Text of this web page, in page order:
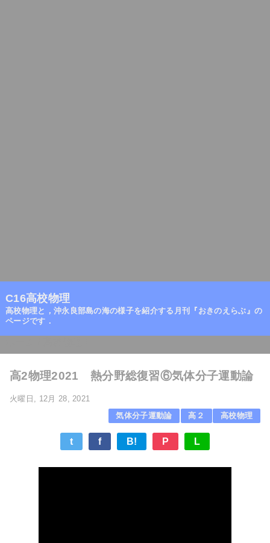
C16高校物理
高校物理と，沖永良部島の海の様子を紹介する月刊『おきのえらぶ』の
ページです．
高2物理2021 熱分野総復習⑥気体分子運動論
火曜日, 12月 28, 2021
気体分子運動論
高２ 高校物理
t f B! P L